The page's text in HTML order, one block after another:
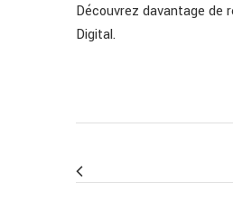
Découvrez davantage de
Digital.